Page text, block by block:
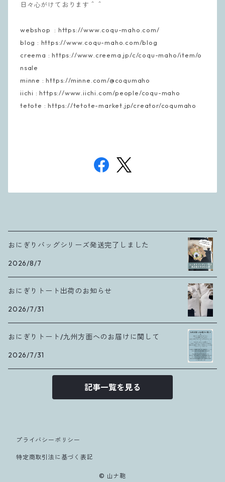
日々心がけております＾＾
webshop : https://www.coqu-maho.com/
blog : https://www.coqu-maho.com/blog
creema : https://www.creema.jp/c/coqu-maho/item/o
nsale
minne : https://minne.com/@coqumaho
iichi : https://www.iichi.com/people/coqu-maho
tetote : https://tetote-market.jp/creator/coqumaho
おにぎりバッグシリーズ発送完了しました
2026/8/7
おにぎりトート出荷のお知らせ
2026/7/31
おにぎりトート/九州方面へのお届けに関して
2026/7/31
記事一覧を見る
プライバシーポリシー
特定商取引法に基づく表記
© 山ナ鞄